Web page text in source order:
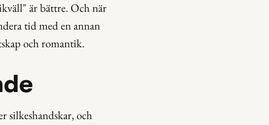
är bättre. Och när
tid med en annan
och romantik.
silkeshandskar, och